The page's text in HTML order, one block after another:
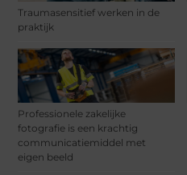
Traumasensitief werken in de
praktijk
Professionele zakelijke
fotografie is een krachtig
communicatiemiddel met
eigen beeld